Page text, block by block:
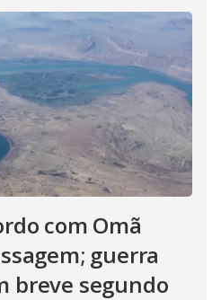
com Omã
guerra
breve segundo